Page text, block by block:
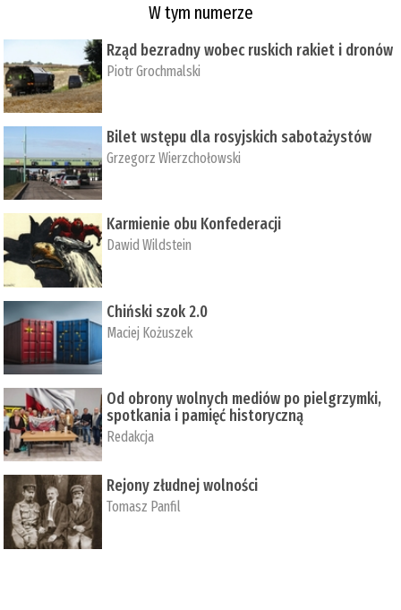
W tym numerze
Rząd bezradny wobec ruskich rakiet i dronów
Piotr Grochmalski
Bilet wstępu dla rosyjskich sabotażystów
Grzegorz Wierzchołowski
Karmienie obu Konfederacji
Dawid Wildstein
Chiński szok 2.0
Maciej Kożuszek
Od obrony wolnych mediów po pielgrzymki,
spotkania i pamięć historyczną
Redakcja
Rejony złudnej wolności
Tomasz Panfil